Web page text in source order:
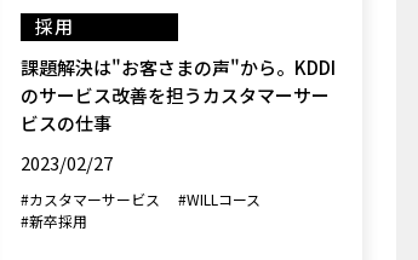
採用
課題解決は"お客さまの声"から。KDDI
のサービス改善を担うカスタマーサー
ビスの仕事
2023/02/27
#カスタマーサービス
#WILLコース
#新卒採用